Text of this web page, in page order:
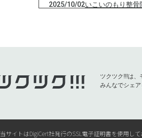
2025/10/02いこいのもり整
ツクツク!!!は、
みんなでシェ
当サイトはDigiCert社発行のSSL電子証明書を使用し